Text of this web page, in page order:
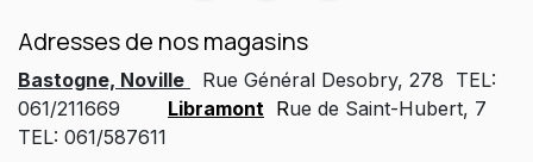
Adresses de nos magasins
Bastogne, Noville
Rue Général Desobry, 278 TEL:
061/211669
Libramont Rue de Saint-Hubert, 7
TEL: 061/587611